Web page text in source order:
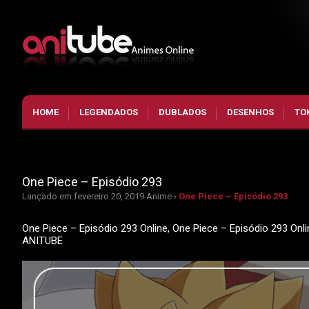
HOME LEGENDADOS DUBLADOS DESENHOS
One Piece – Episódio 293
Lançado em fevereiro 20, 2019 Anime › One Piece – Episódio 293
One Piece – Episódio 293 Online, One Piece – Episódio 293
ANITUBE